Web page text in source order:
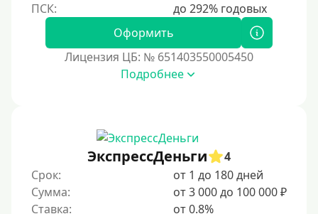
Оформить
Лицензия ЦБ: № 651403550005450
Подробнее
ЭкспрессДеньги
4
Срок:
от 1 до 180 дней
Сумма:
от 3 000 до 100 000 ₽
Ставка:
от 0.8%